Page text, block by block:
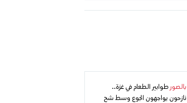
بالصور طوابير الطعام في غزة..
نازحون يواجهون الجوع وسط شح